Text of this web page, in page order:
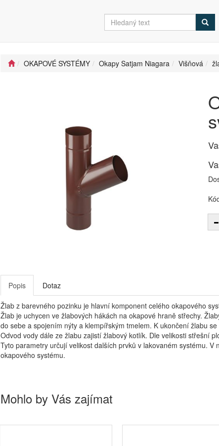
OKAPOVÉ SYSTÉMY Okapy Satjam Niagara Višňová
Popis Dotaz
Žlab z barevného pozinku je hlavní komponent celého okapového
Žlab je uchycen ve žlabových hákách na okapové hraně střechy.
do sebe a spojením nýty a klempířským tmelem. K ukončení žlabu
Odvod vody dále ze žlabu zajistí žlabový kotlík. Dle velikosti střešní
Tyto parametry určují velikost dalších prvků v lakovaném systému.
okapového systému.
Mohlo by Vás zajímat